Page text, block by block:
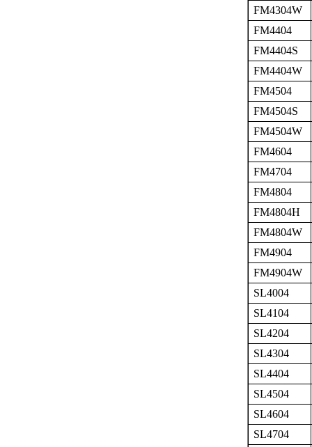
FM4304W
FM4404
FM4404S
FM4404W
FM4504
FM4504S
FM4504W
FM4604
FM4704
FM4804
FM4804H
FM4804W
FM4904
FM4904W
SL4004
SL4104
SL4204
SL4304
SL4404
SL4504
SL4604
SL4704